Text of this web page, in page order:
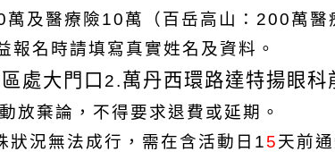
及醫療險10萬（百岳高山：200萬
名時請填寫真實姓名及資料。
處大門口 2.萬丹西環路達特揚眼科
放棄論，不得要求退費或延期。
狀況無法成行，需在含活動日15天前